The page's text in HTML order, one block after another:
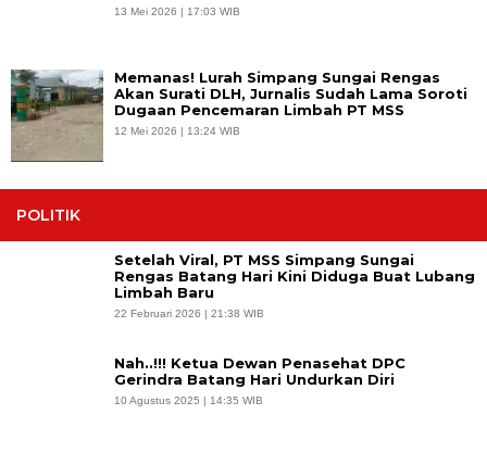
13 Mei 2026 | 17:03 WIB
Memanas! Lurah Simpang Sungai Rengas
Akan Surati DLH, Jurnalis Sudah Lama Soroti
Dugaan Pencemaran Limbah PT MSS
12 Mei 2026 | 13:24 WIB
POLITIK
Setelah Viral, PT MSS Simpang Sungai
Rengas Batang Hari Kini Diduga Buat Lubang
Limbah Baru
22 Februari 2026 | 21:38 WIB
Nah..!!! Ketua Dewan Penasehat DPC
Gerindra Batang Hari Undurkan Diri
10 Agustus 2025 | 14:35 WIB